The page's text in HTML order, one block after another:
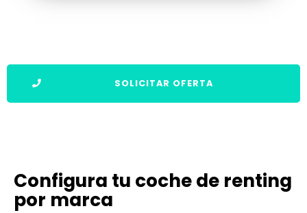
SOLICITAR OFERTA
Configura tu coche de renting
por marca